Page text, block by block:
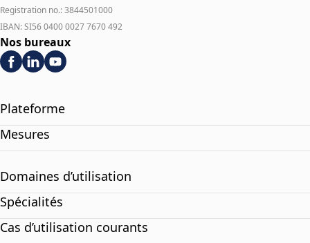
Registration no.: 3844501000
IBAN: SI56 0400 0027 7670 492
Nos bureaux
Plateforme
Mesures
Domaines d’utilisation
Spécialités
Cas d’utilisation courants